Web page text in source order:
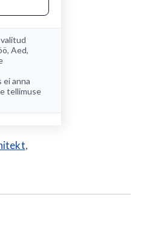
, Aed,
anna
tellimuse
,